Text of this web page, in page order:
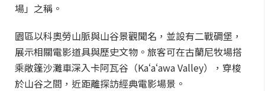
場」之稱。
園區以科奧勞山脈與山谷景觀聞名，並設有二戰碉堡，
展示相關電影道具與歷史文物。旅客可在古蘭尼牧場搭
乘敞篷沙灘車深入卡阿瓦谷（Kaʻaʻawa Valley），穿梭
於山谷之間，近距離探訪經典電影場景。